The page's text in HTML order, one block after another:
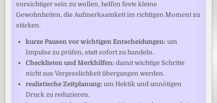
vorsichtiger sein zu wollen, helfen feste kleine
Gewohnheiten, die Aufmerksamkeit im richtigen Moment zu
stärken.
kurze Pausen vor wichtigen Entscheidungen: um
Impulse zu prüfen, statt sofort zu handeln.
Checklisten und Merkhilfen: damit wichtige Schritte
nicht aus Vergesslichkeit übergangen werden.
realistische Zeitplanung: um Hektik und unnötigen
Druck zu reduzieren.